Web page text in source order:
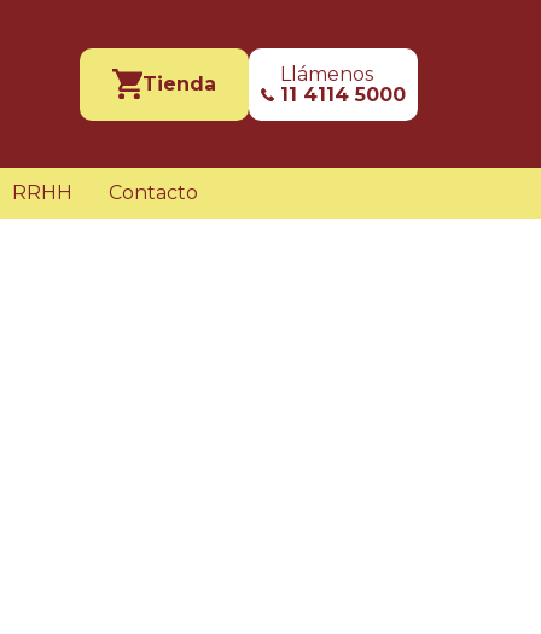
Tienda
Llámenos
11 4114 5000
RRHH Contacto